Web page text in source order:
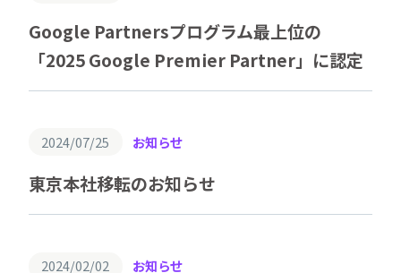
Google Partnersプログラム最上位の
「2025 Google Premier Partner」に認定
2024/07/25 お知らせ
東京本社移転のお知らせ
2024/02/02 お知らせ